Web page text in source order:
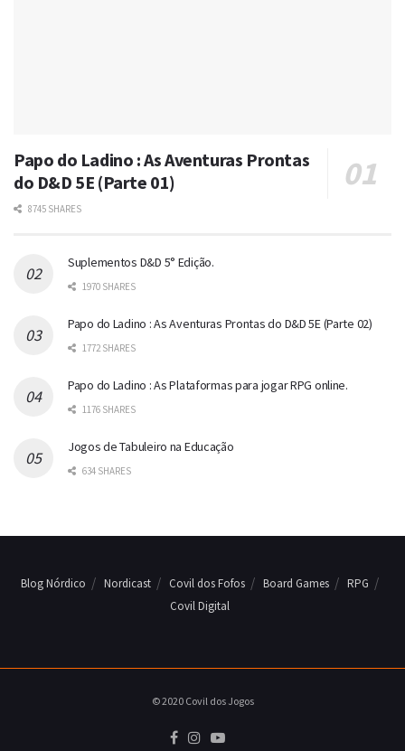
Papo do Ladino : As Aventuras Prontas
do D&D 5E (Parte 01)
8745 SHARES
Suplementos D&D 5° Edição.
1970 SHARES
Papo do Ladino : As Aventuras Prontas do D&D 5E (Parte 02)
1772 SHARES
Papo do Ladino : As Plataformas para jogar RPG online.
1176 SHARES
Jogos de Tabuleiro na Educação
634 SHARES
Blog Nórdico Nordicast Covil dos Fofos Board Games
RPG
Covil Digital
© 2020 Covil dos Jogos